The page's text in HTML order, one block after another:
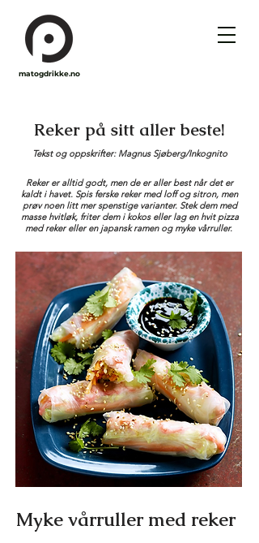
matogdrikke.no
Reker på sitt aller beste!
Tekst og oppskrifter: Magnus Sjøberg/Inkognito
Reker er alltid godt, men de er aller best når det er
kaldt i havet. Spis ferske reker med loff og sitron, men
prøv noen litt mer spenstige varianter. Stek dem med
masse hvitløk, friter dem i kokos eller lag en hvit pizza
med reker eller en japansk ramen og myke vårruller.
Myke vårruller med reker